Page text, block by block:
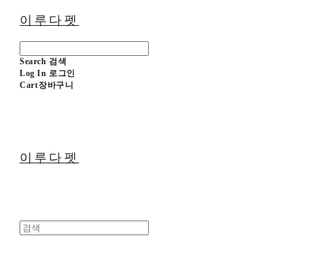
이루다펫
Search 검색
Log In 로그인
Cart장바구니
이루다펫